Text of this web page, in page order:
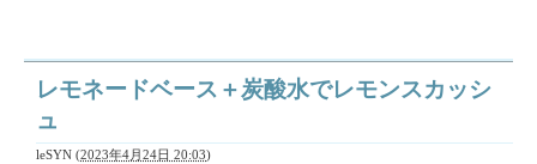
レモネードベース＋炭酸水でレモンスカッシ
ュ
leSYN (2023年4月24日 20:03)